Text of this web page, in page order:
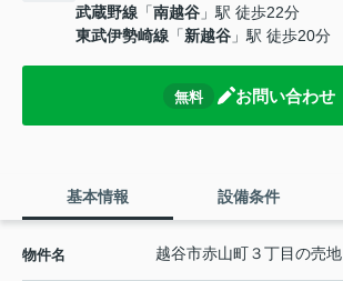
武蔵野線 「南越谷 」駅 徒歩22分
東武伊勢崎線 「新越谷 」駅 徒歩20分
無料 お問い合わせ
基本情報 設備条件
物件名 越谷市赤山町３丁目の売地